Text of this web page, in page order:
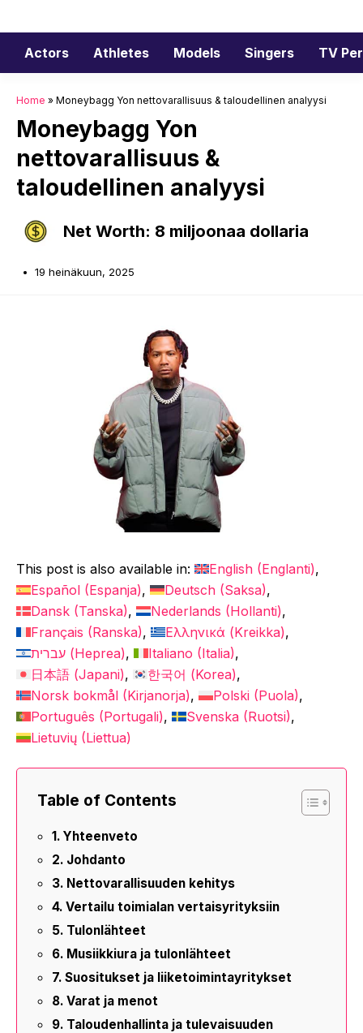
sisältöön
Actors
Athletes Models Singers TV
Home » Moneybagg Yon nettovarallisuus & taloudellinen analyysi
Moneybagg Yon
nettovarallisuus &
taloudellinen analyysi
Net Worth: 8 miljoonaa dollaria
19 heinäkuun, 2025
This post is also available in: English (Englanti)
Español (Espanja) Deutsch (Saksa)
Dansk (Tanska) Nederlands (Hollanti)
Français (Ranska) Ελληνικά (Kreikka)
עברית (Heprea) Italiano (Italia)
日本語 (Japani) 한국어 (Korea)
Norsk bokmål (Kirjanorja) Polski (Puola)
Português (Portugali) Svenska (Ruotsi)
Lietuvių (Liettua)
Table of Contents
Yhteenveto
Johdanto
Nettovarallisuuden kehitys
Vertailu toimialan vertaisyrityksiin
Tulonlähteet
Musiikkiura ja tulonlähteet
Suositukset ja liiketoimintayritykset
Varat ja menot
Taloudenhallinta ja tulevaisuuden